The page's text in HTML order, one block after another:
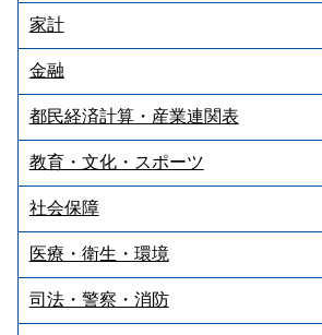
家計
金融
都民経済計算・産業連関表
教育・文化・スポーツ
社会保障
医療・衛生・環境
司法・警察・消防